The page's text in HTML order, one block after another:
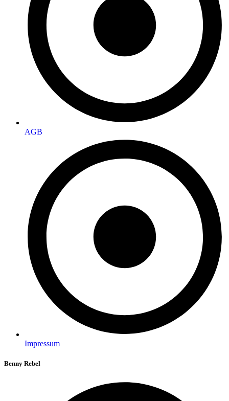
AGB
Impressum
Benny Rebel